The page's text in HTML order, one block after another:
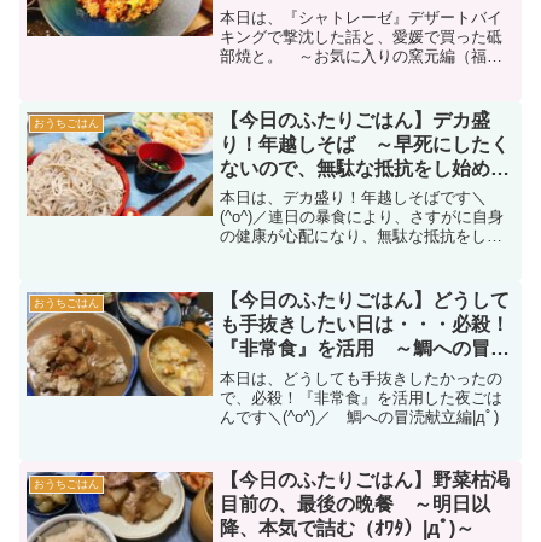
と。 ～お気に入りの窯元編（福
幸窯さん）|дﾟ)～
本日は、『シャトレーゼ』デザートバイ
キングで撃沈した話と、愛媛で買った砥
部焼と。 ～お気に入りの窯元編（福幸
おうちごはん
【今日のふたりごはん】デカ盛
り！年越しそば ～早死にしたく
ないので、無駄な抵抗をし始めた
編|дﾟ)～
本日は、デカ盛り！年越しそばです＼
(^o^)／連日の暴食により、さすがに自身
の健康が心配になり、無駄な抵抗をし始
おうちごはん
【今日のふたりごはん】どうして
も手抜きしたい日は・・・必殺！
『非常食』を活用 ～鯛への冒涜
献立編|дﾟ)～
本日は、どうしても手抜きしたかったの
で、必殺！『非常食』を活用した夜ごは
んです＼(^o^)／ 鯛への冒涜献立編|дﾟ)
おうちごはん
【今日のふたりごはん】野菜枯渇
目前の、最後の晩餐 ～明日以
降、本気で詰む（ｵﾜﾀ）|дﾟ)～